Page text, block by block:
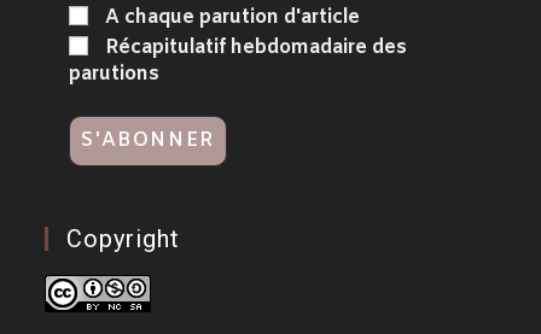
A chaque parution d'article
Récapitulatif hebdomadaire des
parutions
Copyright